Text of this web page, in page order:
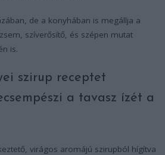
de a konyhában is megállja a
szíverősítő, és szépen mutat
is.
szirup receptet
a tavasz ízét a
virágos aromájú szirupból hígítva